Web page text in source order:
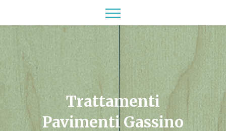
Trattamenti
Pavimenti Gassino